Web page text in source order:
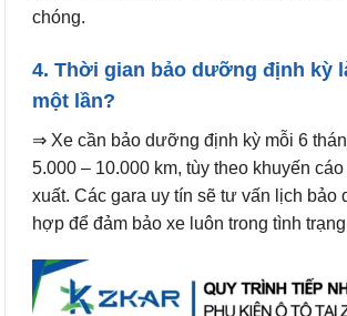
chóng.
4. Thời gian bảo dưỡng định kỳ
một lần?
⇒ Xe cần bảo dưỡng định kỳ mỗi 6
5.000 – 10.000 km, tùy theo khuyến
xuất. Các gara uy tín sẽ tư vấn lịch bảo
hợp để đảm bảo xe luôn trong tình